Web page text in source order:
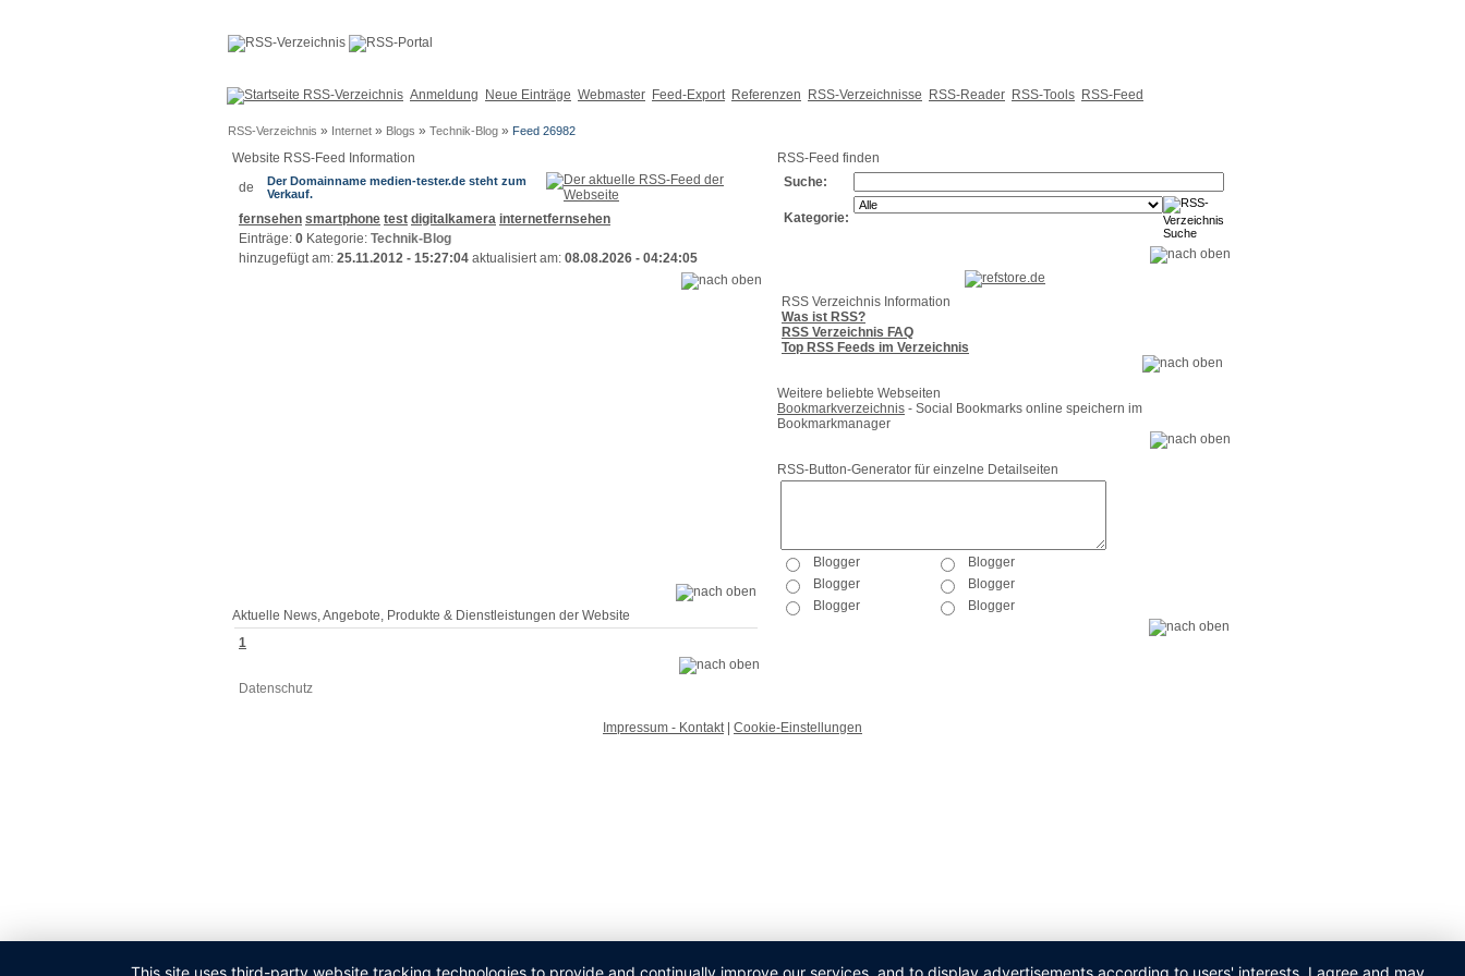
Anmeldung Neue Einträge Webmaster Feed-Export Referenzen RSS-Verzeichnisse RSS-Reader RSS-Tools RSS-Feed
RSS-Verzeichnis » Internet » Blogs » Technik-Blog » Feed 26982
Website RSS-Feed Information
Der Domainname medien-tester.de steht zum
Verkauf.
fernsehen smartphone test digitalkamera internetfernsehen
Einträge: 0 Kategorie: Technik-Blog
hinzugefügt am: 25.11.2012 - 15:27:04 aktualisiert am: 08.08.2026 - 04:24:05
Aktuelle News, Angebote, Produkte & Dienstleistungen der Website
1
RSS-Feed finden
Suche:
Kategorie:
RSS Verzeichnis Information
Was ist RSS?
RSS Verzeichnis FAQ
Top RSS Feeds im Verzeichnis
Weitere beliebte Webseiten
Bookmarkverzeichnis - Social Bookmarks online speichern im
Bookmarkmanager
RSS-Button-Generator für einzelne Detailseiten
Datenschutz
Impressum - Kontakt| Cookie-Einstellungen
This site uses third-party website tracking technologies to provide and continually improve our services, and to display advertisements according to users' interests. I agree and may